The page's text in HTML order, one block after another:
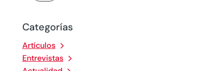
Categorías
Artículos
Entrevistas